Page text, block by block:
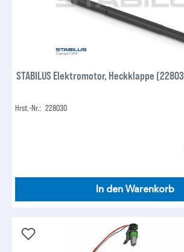
STABILUS Elektromotor, Heckklappe
Hrst.-Nr.: 228030
In den Warenkorb